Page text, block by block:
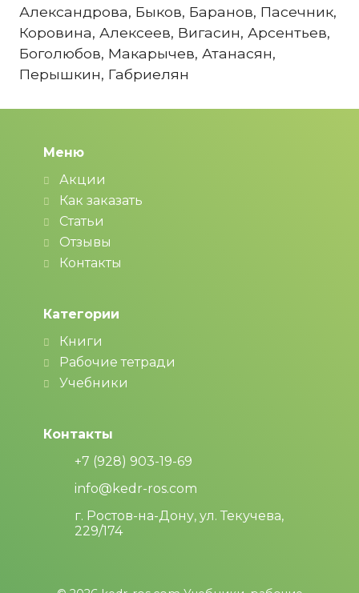
Александрова, Быков, Баранов, Пасечник,
Коровина, Алексеев, Вигасин, Арсентьев,
Боголюбов, Макарычев, Атанасян,
Перышкин, Габриелян
Меню
Акции
Как заказать
Статьи
Отзывы
Контакты
Категории
Книги
Рабочие тетради
Учебники
Контакты
+7 (928) 903-19-69
info@kedr-ros.com
г. Ростов-на-Дону, ул. Текучева,
229/174